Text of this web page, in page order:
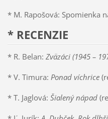
* M. Rapošová: Spomienka
* RECENZIE
* R. Belan: Zväzáci (1945 –
* V. Timura: Ponad víchrice
* T. Jaglová: Šialený nápad